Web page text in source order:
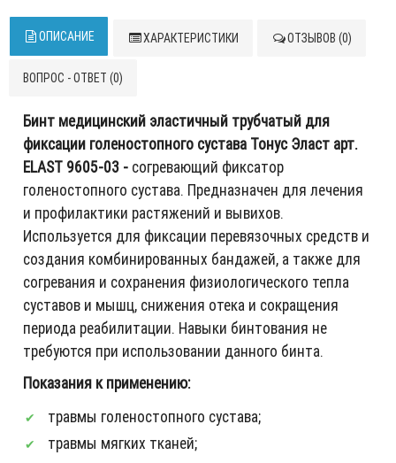
ОПИСАНИЕ ХАРАКТЕРИСТИКИ ОТЗЫВОВ (0)
ВОПРОС - ОТВЕТ (0)
Бинт медицинский эластичный трубчатый для
фиксации голеностопного сустава Тонус Эласт арт.
ELAST 9605-03 - согревающий фиксатор
голеностопного сустава. Предназначен для лечения
и профилактики растяжений и вывихов.
Используется для фиксации перевязочных средств и
создания комбинированных бандажей, а также для
согревания и сохранения физиологического тепла
суставов и мышц, снижения отека и сокращения
периода реабилитации. Навыки бинтования не
требуются при использовании данного бинта.
Показания к применению:
травмы голеностопного сустава;
травмы мягких тканей;